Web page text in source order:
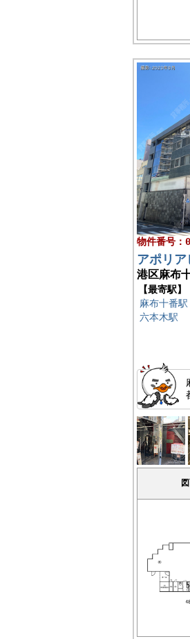
物件番号：
アポリア
港区麻布
【最寄駅】
麻布十番駅
六本木駅